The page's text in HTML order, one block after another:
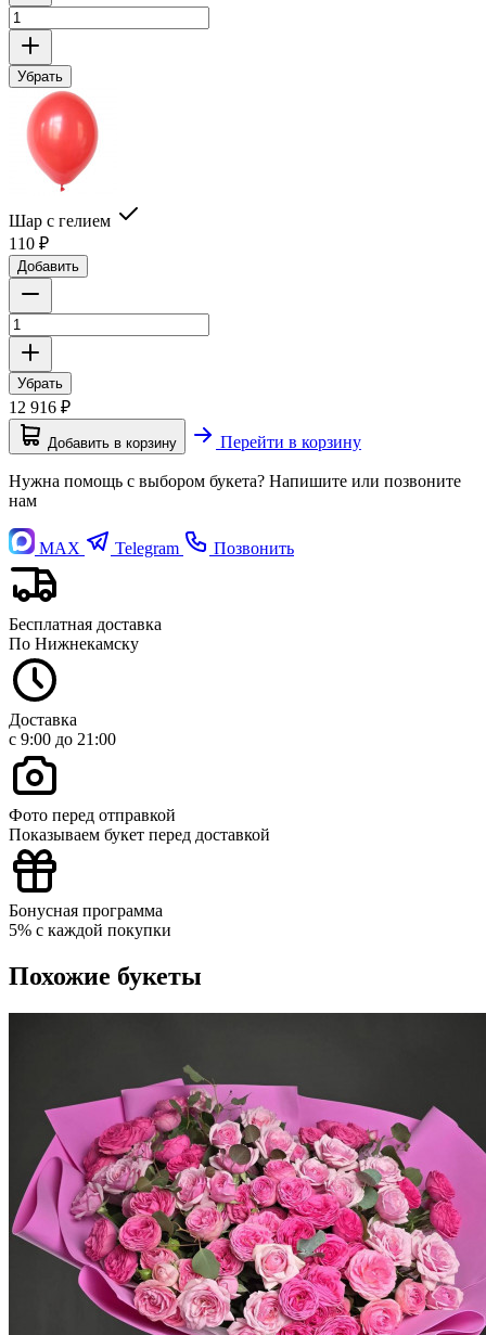
Убрать
Шар с гелием
110 ₽
Добавить
Убрать
12 916 ₽
Добавить в корзину Перейти в корзину
Нужна помощь с выбором букета? Напишите или позвоните
нам
MAX Telegram Позвонить
Бесплатная доставка
По Нижнекамску
Доставка
с 9:00 до 21:00
Фото перед отправкой
Показываем букет перед доставкой
Бонусная программа
5% с каждой покупки
Похожие букеты